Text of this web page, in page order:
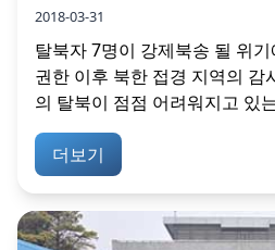
2018-03-31
탈북자 7명이 강제북송 될 위
권한 이후 북한 접경 지역의 감
의 탈북이 점점 어려워지고 있
더보기